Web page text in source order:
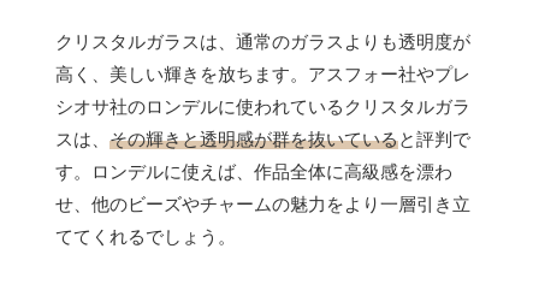
クリスタルガラスは、通常のガラスよりも透明度が
高く、美しい輝きを放ちます。アスフォー社やプレ
シオサ社のロンデルに使われているクリスタルガラ
スは、 その輝きと透明感が群を抜いていると評判で
す。ロンデルに使えば、作品全体に高級感を漂わ
せ、他のビーズやチャームの魅力をより一層引き立
ててくれるでしょう。